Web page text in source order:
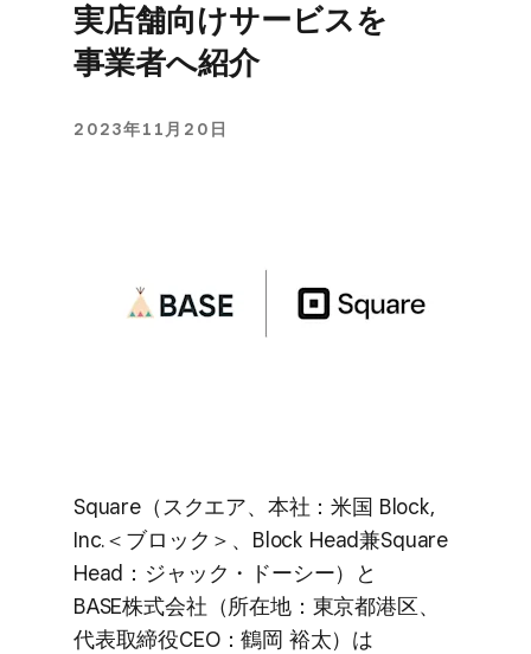
実店舗向けサービスを​
事業者へ​紹介
2023年11月20日
Square​（スクエア、​本社：米国 Block,
Inc.＜ブロック＞、​Block Head兼Square
Head：ジャック・ドーシー）と​
BASE株式会社​（所​在地：東京都港区、​
代表取締役CEO：鶴岡 裕太）は​